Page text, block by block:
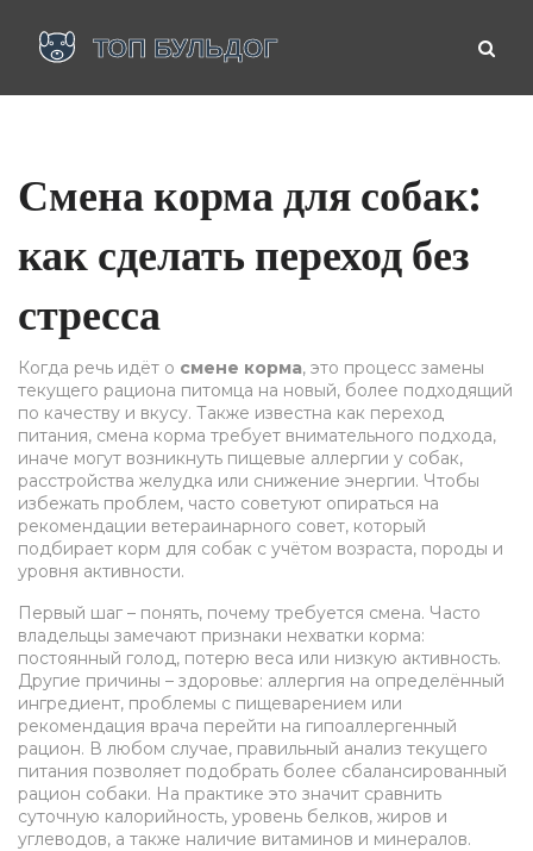
Смена корма для собак:
как сделать переход без
стресса
Когда речь идёт о смене корма, это процесс замены
текущего рациона питомца на новый, более подходящий
по качеству и вкусу. Также известна как переход
питания, смена корма требует внимательного подхода,
иначе могут возникнуть пищевые аллергии у собак,
расстройства желудка или снижение энергии. Чтобы
избежать проблем, часто советуют опираться на
рекомендации ветераинарного совет, который
подбирает корм для собак с учётом возраста, породы и
уровня активности.
Первый шаг – понять, почему требуется смена. Часто
владельцы замечают признаки нехватки корма:
постоянный голод, потерю веса или низкую активность.
Другие причины – здоровье: аллергия на определённый
ингредиент, проблемы с пищеварением или
рекомендация врача перейти на гипоаллергенный
рацион. В любом случае, правильный анализ текущего
питания позволяет подобрать более сбалансированный
рацион собаки. На практике это значит сравнить
суточную калорийность, уровень белков, жиров и
углеводов, а также наличие витаминов и минералов.